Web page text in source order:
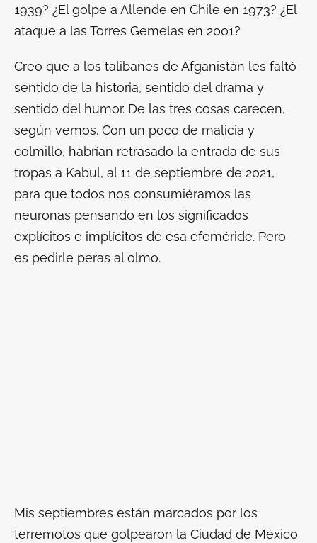
1939? ¿El golpe a Allende en Chile en 1973? ¿El
ataque a las Torres Gemelas en 2001?
Creo que a los talibanes de Afganistán les faltó
sentido de la historia, sentido del drama y
sentido del humor. De las tres cosas carecen,
según vemos. Con un poco de malicia y
colmillo, habrían retrasado la entrada de sus
tropas a Kabul, al 11 de septiembre de 2021,
para que todos nos consumiéramos las
neuronas pensando en los significados
explícitos e implícitos de esa efeméride. Pero
es pedirle peras al olmo.
Mis septiembres están marcados por los
terremotos que golpearon la Ciudad de México